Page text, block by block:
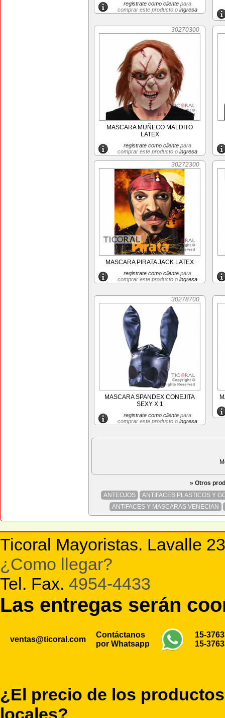
registrate como clientepara
comprar este producto o ingresa
30270300
MASCARA MUÑECO MALDITO
LATEX
registrate como clientepara
comprar este producto o ingresa
30272300
MASCARA PIRATA JACK LATEX
registrate como clientepara
comprar este producto o ingresa
30278700
MASCARA SPANDEX CONEJITA
SEXY X 1
registrate como clientepara
comprar este producto o ingresa
» Otros
ANTEOJOS
ANTIFACES PLASTICOS Y
ANTIFACES Y MASCARAS VENECIAN
Ticoral Mayoristas. Lavalle
¿Como llegar?
Tel. Fax. 4954-4433
Las entregas serán
ventas@ticoral.com
Contáctanos
por Whatsapp
15-
15-
¿El precio de los
locales?